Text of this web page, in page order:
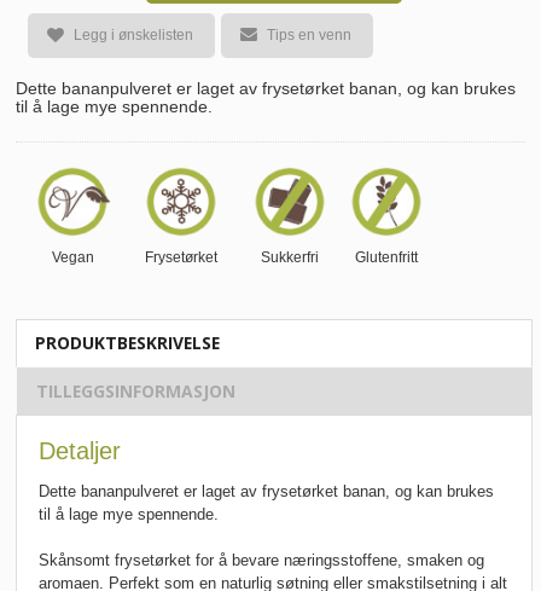
Legg i ønskelisten Tips en venn
Dette bananpulveret er laget av frysetørket banan, og kan brukes
til å lage mye spennende.
Vegan Frysetørket Sukkerfri Glutenfritt
PRODUKTBESKRIVELSE
TILLEGGSINFORMASJON
Detaljer
Dette bananpulveret er laget av frysetørket banan, og kan brukes
til å lage mye spennende.
Skånsomt frysetørket for å bevare næringsstoffene, smaken og
aromaen. Perfekt som en naturlig søtning eller smakstilsetning i alt